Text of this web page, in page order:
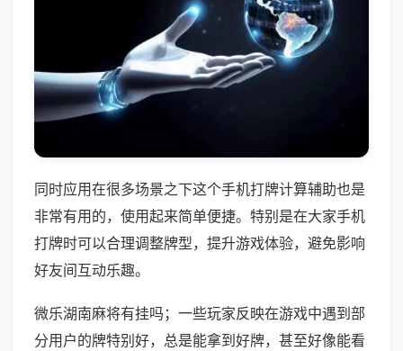
同时应用在很多场景之下这个手机打牌计算辅助也是
非常有用的，使用起来简单便捷。特别是在大家手机
打牌时可以合理调整牌型，提升游戏体验，避免影响
好友间互动乐趣。
微乐湖南麻将有挂吗；一些玩家反映在游戏中遇到部
分用户的牌特别好，总是能拿到好牌，甚至好像能看